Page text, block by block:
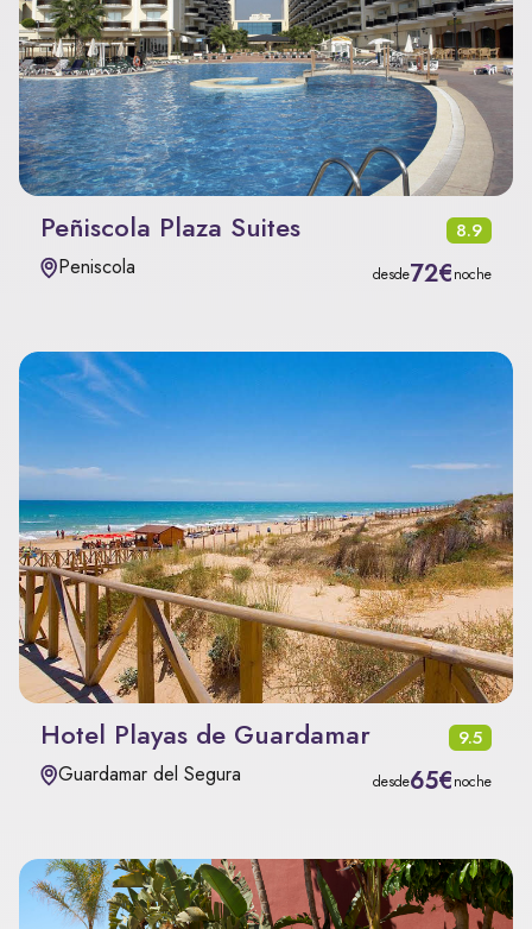
Peñiscola Plaza Suites 8.9
Peniscola desde72€noche
Hotel Playas de Guardamar 9.5
Guardamar del Segura desde65€noche